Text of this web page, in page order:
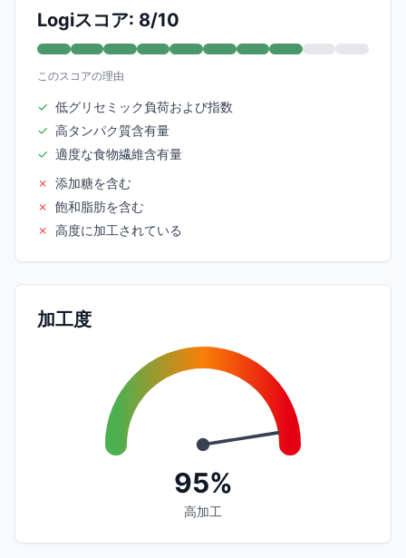
Logiスコア: 8/10
このスコアの理由
✓ 低グリセミック負荷および指数
✓ 高タンパク質含有量
✓ 適度な食物繊維含有量
✗ 添加糖を含む
✗ 飽和脂肪を含む
✗ 高度に加工されている
加工度
95%
高加工